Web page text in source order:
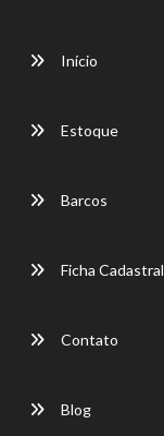
Início
Estoque
Barcos
Ficha Cadastral
Contato
Blog